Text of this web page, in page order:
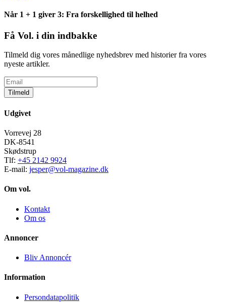
Når 1 + 1 giver 3: Fra forskellighed til helhed
Få Vol. i din indbakke
Tilmeld dig vores månedlige nyhedsbrev med historier fra vores
nyeste artikler.
Tilmeld
Udgivet
Vorrevej 28
DK-8541
Skødstrup
Tlf: +45 2142 9924
E-mail: jesper@vol-magazine.dk
Om vol.
Kontakt
Om os
Annoncer
Bliv Annoncér
Information
Persondatapolitik